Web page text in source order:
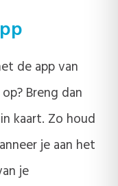
de app van
Breng dan
kaart. Zo houd
je aan het
je